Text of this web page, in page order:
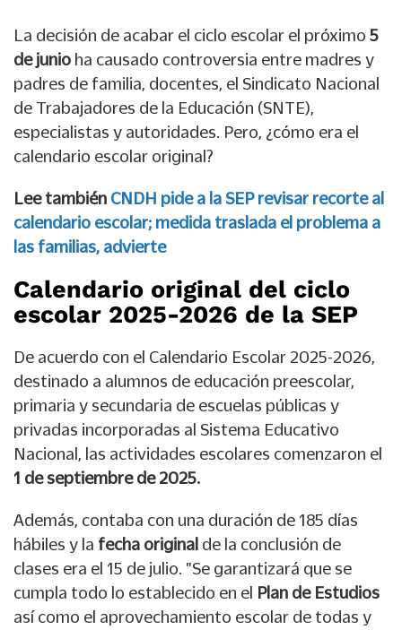
La decisión de acabar el ciclo escolar el próximo 5
de junio ha causado controversia entre madres y
padres de familia, docentes, el Sindicato Nacional
de Trabajadores de la Educación (SNTE),
especialistas y autoridades. Pero, ¿cómo era el
calendario escolar original?
Lee también CNDH pide a la SEP revisar recorte al
calendario escolar; medida traslada el problema a
las familias, advierte
Calendario original del ciclo
escolar 2025-2026 de la SEP
De acuerdo con el Calendario Escolar 2025-2026,
destinado a alumnos de educación preescolar,
primaria y secundaria de escuelas públicas y
privadas incorporadas al Sistema Educativo
Nacional, las actividades escolares comenzaron el
1 de septiembre de 2025.
Además, contaba con una duración de 185 días
hábiles y la fecha original de la conclusión de
clases era el 15 de julio. "Se garantizará que se
cumpla todo lo establecido en el Plan de Estudios
así como el aprovechamiento escolar de todas y